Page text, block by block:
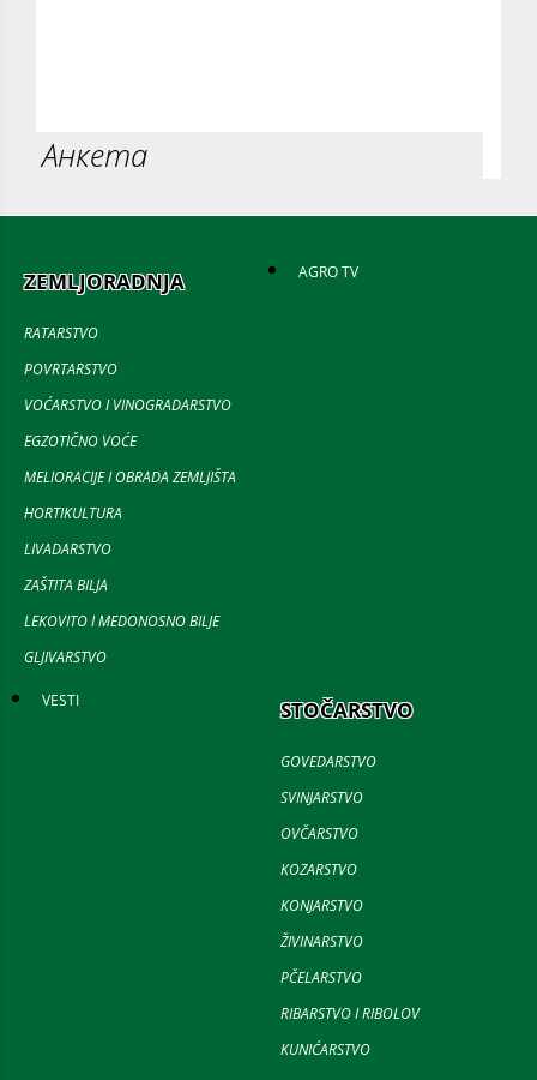
Анкета
ZEMLJORADNJA
RATARSTVO
POVRTARSTVO
VOĆARSTVO I VINOGRADARSTVO
EGZOTIČNO VOĆE
MELIORACIJE I OBRADA ZEMLJIŠTA
HORTIKULTURA
LIVADARSTVO
ZAŠTITA BILJA
LEKOVITO I MEDONOSNO BILJE
GLJIVARSTVO
AGRO TV
VESTI STOČARSTVO
GOVEDARSTVO
SVINJARSTVO
OVČARSTVO
KOZARSTVO
KONJARSTVO
ŽIVINARSTVO
PČELARSTVO
RIBARSTVO I RIBOLOV
KUNIĆARSTVO